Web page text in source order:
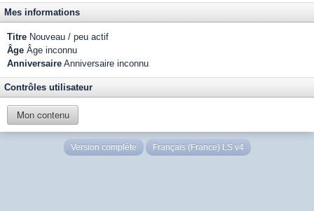
Mes informations
Titre Nouveau / peu actif
Âge Âge inconnu
Anniversaire Anniversaire inconnu
Contrôles utilisateur
Mon contenu
Version complète Français (France) LS v4